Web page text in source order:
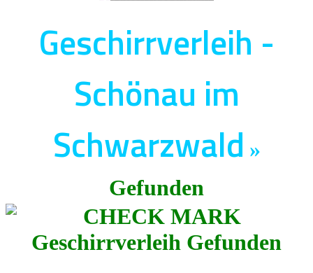
Geschirrverleih -
Schönau im
Schwarzwald »
Gefunden